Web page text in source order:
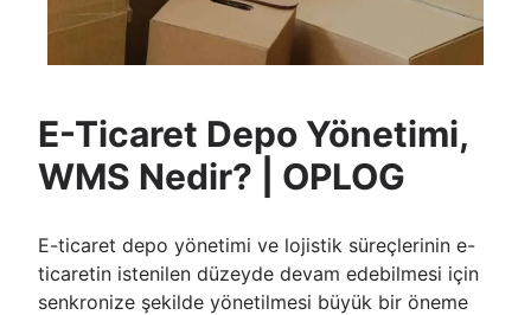
E-Ticaret Depo Yönetimi,
WMS Nedir? | OPLOG
E-ticaret depo yönetimi ve lojistik süreçlerinin e-
ticaretin istenilen düzeyde devam edebilmesi için
senkronize şekilde yönetilmesi büyük bir öneme